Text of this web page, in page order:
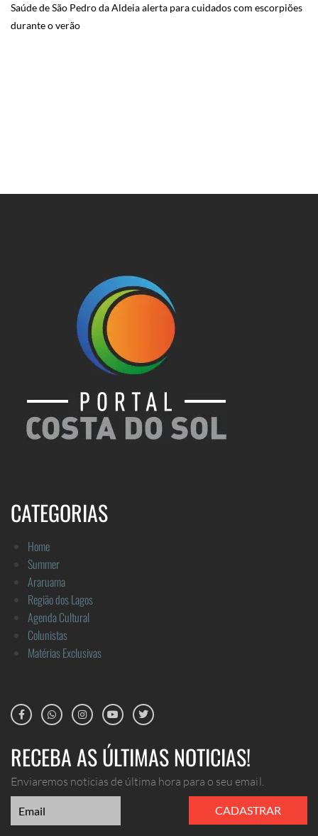
Saúde de São Pedro da Aldeia alerta para cuidados com escorpiões
durante o verão
CATEGORIAS
Home
Summer
Araruama
Região dos Lagos
Agenda Cultural
Colunistas
Matérias Exclusivas
RECEBA AS ÚLTIMAS NOTICIAS!
Enviaremos noticias de última hora para o seu email.
CADASTRAR